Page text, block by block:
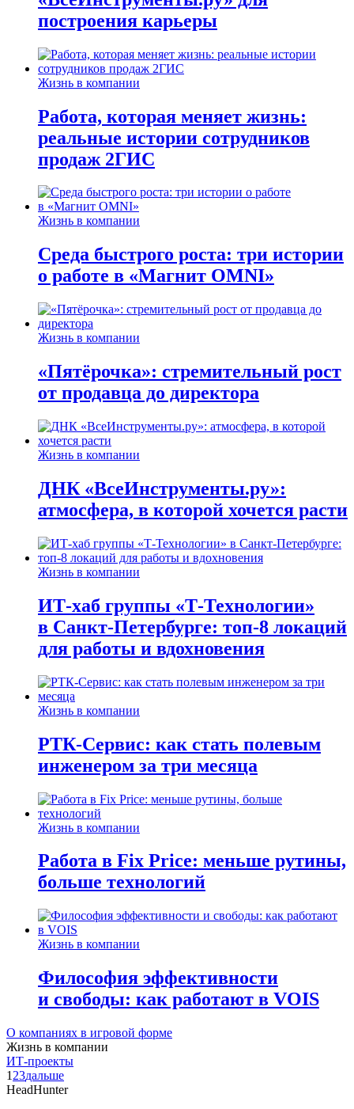
построения карьеры
Жизнь в компании
Работа, которая меняет жизнь:
реальные истории сотрудников
продаж 2ГИС
Жизнь в компании
Среда быстрого роста: три истории
о работе в «Магнит OMNI»
Жизнь в компании
«Пятёрочка»: стремительный рост
от продавца до директора
Жизнь в компании
ДНК «ВсеИнструменты.ру»:
атмосфера, в которой хочется расти
Жизнь в компании
ИТ-хаб группы «Т-Технологии»
в Санкт-Петербурге: топ-8 локаций
для работы и вдохновения
Жизнь в компании
РТК-Сервис: как стать полевым
инженером за три месяца
Жизнь в компании
Работа в Fix Price: меньше рутины,
больше технологий
Жизнь в компании
Философия эффективности
и свободы: как работают в VOIS
О компаниях в игровой форме
Жизнь в компании
ИТ-проекты
1 23дальше
HeadHunter